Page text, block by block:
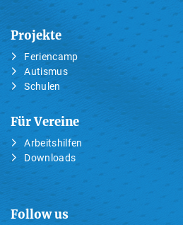
Projekte
Feriencamp
Autismus
Schulen
Für Vereine
Arbeitshilfen
Downloads
Follow us